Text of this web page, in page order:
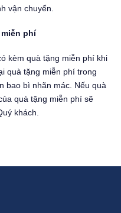
vận chuyển.
phí
kèm quà tặng miễn phí khi
quà tặng miễn phí trong
bao bì nhãn mác. Nếu quà
quà tặng miễn phí sẽ
khách.